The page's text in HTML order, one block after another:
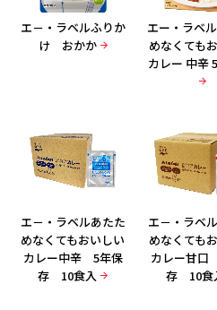
エ－・ラベルふりか
け おかか
エー・ラベ
めなくても
カレー 中辛
エ－・ラベルあたた
めなくてもおいしい
カレー中辛 5年保
存 10食入
エ－・ラベ
めなくても
カレー甘
存 10食